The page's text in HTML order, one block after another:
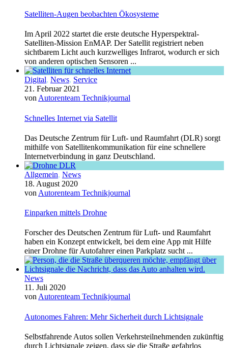
Satelliten-Augen beobachten Ökosysteme
Im April 2022 startet die erste deutsche Hyperspektral-
Satelliten-Mission EnMAP. Der Satellit registriert neben
sichtbarem Licht auch kurzwelliges Infrarot, wodurch er sich
von anderen optischen Sensoren ...
Digital, News, Service
21. Februar 2021
von Autorenteam Technikjournal
Schnelles Internet via Satellit
Das Deutsche Zentrum für Luft- und Raumfahrt (DLR) sorgt
mithilfe von Satellitenkommunikation für eine schnellere
Internetverbindung in ganz Deutschland.
Allgemein, News
18. August 2020
von Autorenteam Technikjournal
Einparken mittels Drohne
Forscher des Deutschen Zentrum für Luft- und Raumfahrt
haben ein Konzept entwickelt, bei dem eine App mit Hilfe
einer Drohne für Autofahrer einen Parkplatz sucht ...
News
11. Juli 2020
vonAutorenteam Technikjournal
Autonomes Fahren: Mehr Sicherheit durch Lichtsignale
Selbstfahrende Autos sollen Verkehrsteilnehmenden zukünftig
durch Lichtsignale zeigen, dass sie die Straße gefahrlos